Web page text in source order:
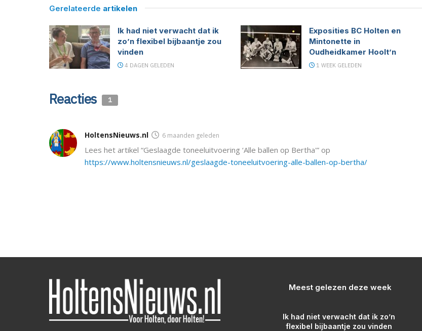
Gerelateerde artikelen
Ik had niet verwacht dat ik
zo’n flexibel bijbaantje zou
vinden
4 DAGEN GELEDEN
Exposities BC Holten en
Mintonette in
Oudheidkamer Hoolt’n
1 WEEK GELEDEN
Reacties 1
HoltensNieuws.nl 6 maanden geleden
Lees het artikel “Geslaagde toneeluitvoering ‘Alle ballen op Bertha'” op
https://www.holtensnieuws.nl/geslaagde-toneeluitvoering-alle-ballen-op-bertha/
Meest gelezen deze week
Ik had niet verwacht dat ik zo’n
flexibel bijbaantje zou vinden